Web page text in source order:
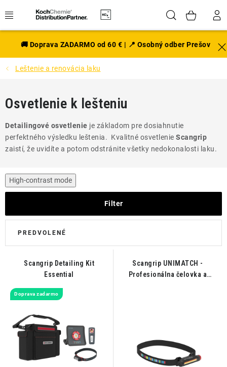
na
Hľadať
EXTERIÉR
DISKY A PNEU
PRÍSLUŠENSTVO
VÔNE DO AUTA
VÝHODNÉ SADY
🚚 Doprava ZADARMO od 60 € | 📍 Osobný odber Prešov
Leštenie a renovácia laku
Osvetlenie k lešteniu
Detailingové osvetlenie je základom pre dosiahnutie
perfektného výsledku leštenia. Kvalitné osvetlenie Scangrip
zaistí, že uvidíte a potom odstránite všetky nedokonalosti laku.
High-contrast mode
Filter
Scangrip Detailing Kit
Essential
Doprava zadarmo
Scangrip UNIMATCH -
Profesionálna čelovka a